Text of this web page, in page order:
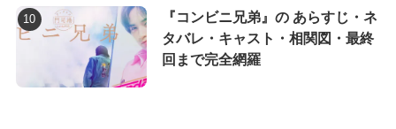
『コンビニ兄弟』の あらすじ・ネ
タバレ・キャスト・相関図・最終
回まで完全網羅